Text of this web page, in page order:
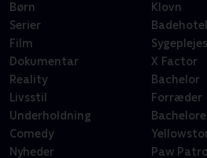
Børn
Serier
Film
Dokumentar
Reality
Livsstil
Underholdning
Comedy
Nyheder
Klovn
X Factor
Bachelor
Forræder
Paw